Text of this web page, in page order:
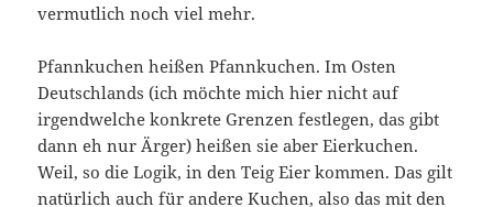
vermutlich noch viel mehr.
Pfannkuchen heißen Pfannkuchen. Im Osten
Deutschlands (ich möchte mich hier nicht auf
irgendwelche konkrete Grenzen festlegen, das gibt
dann eh nur Ärger) heißen sie aber Eierkuchen.
Weil, so die Logik, in den Teig Eier kommen. Das gilt
natürlich auch für andere Kuchen, also das mit den